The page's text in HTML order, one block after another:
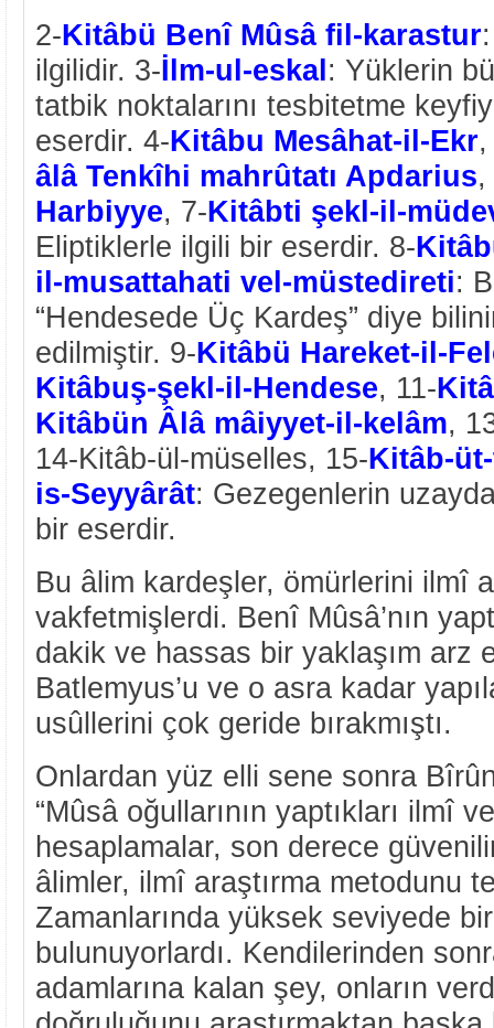
2-Kitâbü Benî Mûsâ fil-karastur
ilgilidir. 3-İlm-ul-eskal: Yüklerin
tatbik noktalarını tesbitetme
eserdir. 4-Kitâbu Mesâhat-il-Ekr
âlâ Tenkîhi mahrûtatı Apdarius,
Harbiyye, 7-Kitâbti şekl-il-
Eliptiklerle ilgili bir eserdir. 8-
il-musattahati vel-müstedireti:
“Hendesede Üç Kardeş” diye
edilmiştir. 9-Kitâbü Hareket-il-
Kitâbuş-şekl-il-Hendese, 11-
Kitâbün Âlâ mâiyyet-il-kelâm,
14-Kitâb-ül-müselles, 15-Kitâb-
is-Seyyârât: Gezegenlerin
bir eserdir.
Bu âlim kardeşler, ömürlerini ilmî
vakfetmişlerdi. Benî Mûsâ’nın
dakik ve hassas bir yaklaşım arz
Batlemyus’u ve o asra kadar
usûllerini çok geride bırakmıştı.
Onlardan yüz elli sene sonra
“Mûsâ oğullarının yaptıkları ilmî
hesaplamalar, son derece
âlimler, ilmî araştırma metodunu
Zamanlarında yüksek seviyede
bulunuyorlardı. Kendilerinden
adamlarına kalan şey, onların